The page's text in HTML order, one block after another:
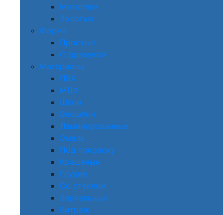
Металлик
Золотые
Форма
Простые
С фрамугой
Материалы
ПВХ
МДФ
Шпон
Экошпон
Ламинированные
Эмаль
Под покраску
Крашеные
Глухие
Со стеклом
Зеркальные
Витраж